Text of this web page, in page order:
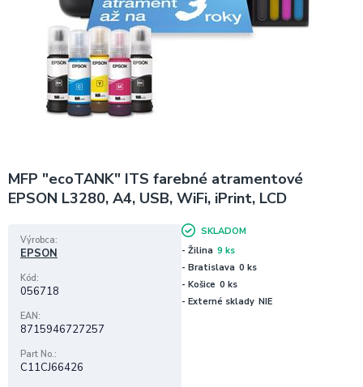
MFP "ecoTANK" ITS farebné atramentové
EPSON L3280, A4, USB, WiFi, iPrint, LCD
Výrobca
EPSON
Kód
056718
EAN
8715946727257
Part No.
C11CJ66426
SKLADOM
- Žilina 9 ks
- Bratislava 0 ks
- Košice 0 ks
- Externé sklady NIE